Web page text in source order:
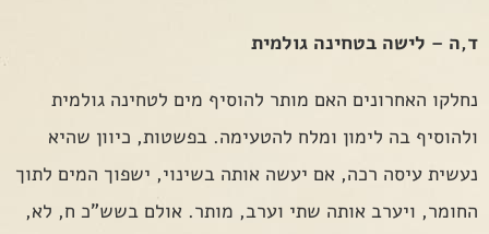
ד,ה – לישה בטחינה גולמית
נחלקו האחרונים האם מותר להוסיף מים לטחינה גולמית
ולהוסיף בה לימון ומלח להטעימה. בפשטות, כיוון שהיא
נעשית עיסה רכה, אם יעשה אותה בשינוי, ישפוך המים לתוך
החומר, ויערב אותה שתי וערב, מותר. אולם בשש"כ ח, לא,